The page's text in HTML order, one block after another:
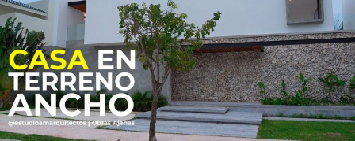
Dimensiones
m2 de construcción